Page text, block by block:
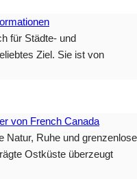
für Städte- und
Ziel. Sie ist von
von French Canada
Natur, Ruhe und grenzenlose
Ostküste überzeugt